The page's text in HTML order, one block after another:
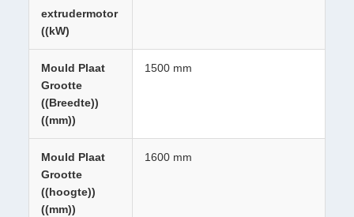
extrudermotor
((kW)
Mould Plaat
Grootte
((Breedte))
((mm))
1500 mm
Mould Plaat
Grootte
((hoogte))
((mm))
1600 mm